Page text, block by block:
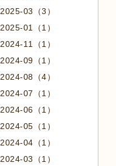
2025-03（3）
2025-01（1）
2024-11（1）
2024-09（1）
2024-08（4）
2024-07（1）
2024-06（1）
2024-05（1）
2024-04（1）
2024-03（1）